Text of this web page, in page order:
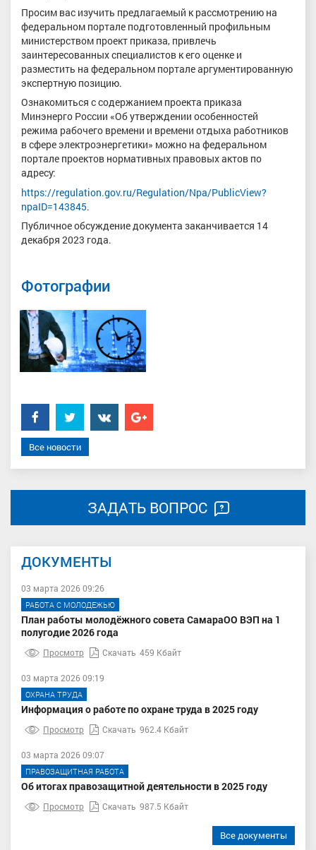
Просим вас изучить предлагаемый к рассмотрению на
федеральном портале подготовленный профильным
министерством проект приказа, привлечь
заинтересованных специалистов к его оценке и
разместить на федеральном портале аргументированную
экспертную позицию.
Ознакомиться с содержанием проекта приказа
Минэнерго России «Об утверждении особенностей
режима рабочего времени и времени отдыха работников
в сфере электроэнергетики» можно на федеральном
портале проектов нормативных правовых актов по
адресу:
https://regulation.gov.ru/Regulation/Npa/PublicView?
npaID=143845.
Публичное обсуждение документа заканчивается 14
декабря 2023 года.
Фотографии
FacebookTwitter���������
Google+
Все новости
ЗАДАТЬ ВОПРОС
ДОКУМЕНТЫ
03 марта 2026 09:26
РАБОТА С МОЛОДЕЖЬЮ
План работы молодёжного совета СамараОО ВЭП на 1
полугодие 2026 года
Просмотр Скачать 459 Кбайт
03 марта 2026 09:19
ОХРАНА ТРУДА
Информация о работе по охране труда в 2025 году
Просмотр Скачать 962.4 Кбайт
03 марта 2026 09:07
ПРАВОЗАЩИТНАЯ РАБОТА
Об итогах правозащитной деятельности в 2025 году
Просмотр Скачать 987.5 Кбайт
Все документы